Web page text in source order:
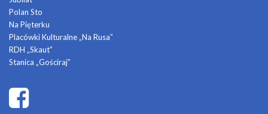
Polan Sto
Na Pięterku
Placówki Kulturalne „Na Rusa”
RDH „Skaut”
Stanica „Gościraj”